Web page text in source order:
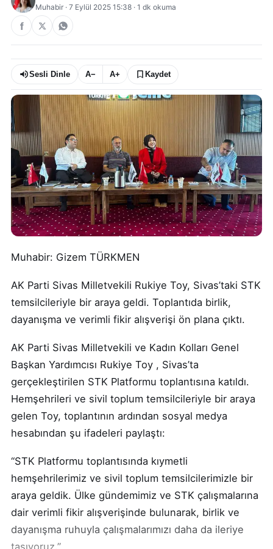
Muhabir · 7 Eylül 2025 15:38 · 1 dk okuma
Sesli Dinle A− A+ Kaydet
Muhabir: Gizem TÜRKMEN
AK Parti Sivas Milletvekili Rukiye Toy, Sivas’taki STK
temsilcileriyle bir araya geldi. Toplantıda birlik,
dayanışma ve verimli fikir alışverişi ön plana çıktı.
AK Parti Sivas Milletvekili ve Kadın Kolları Genel
Başkan Yardımcısı Rukiye Toy , Sivas’ta
gerçekleştirilen STK Platformu toplantısına katıldı.
Hemşehrileri ve sivil toplum temsilcileriyle bir araya
gelen Toy, toplantının ardından sosyal medya
hesabından şu ifadeleri paylaştı:
“STK Platformu toplantısında kıymetli
hemşehrilerimiz ve sivil toplum temsilcilerimizle bir
araya geldik. Ülke gündemimiz ve STK çalışmalarına
dair verimli fikir alışverişinde bulunarak, birlik ve
dayanışma ruhuyla çalışmalarımızı daha da ileriye
taşıyoruz.”